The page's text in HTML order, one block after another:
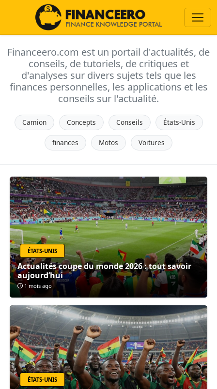
Financeero.com est un portail d'actualités, de
conseils, de tutoriels, de critiques et
d'analyses sur divers sujets tels que les
finances personnelles, les applications et les
conseils sur l'actualité.
Camion Concepts Conseils États-Unis
finances Motos Voitures
ÉTATS-UNIS
Actualités coupe du monde 2026 : tout savoir
aujourd’hui
1 mois ago
ÉTATS-UNIS